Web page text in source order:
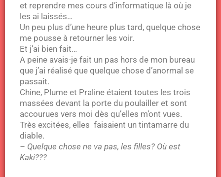
et reprendre mes cours d’informatique là où je
les ai laissés…
Un peu plus d’une heure plus tard, quelque chose
me pousse à retourner les voir.
Et j’ai bien fait…
A peine avais-je fait un pas hors de mon bureau
que j’ai réalisé que quelque chose d’anormal se
passait.
Chine, Plume et Praline étaient toutes les trois
massées devant la porte du poulailler et sont
accourues vers moi dès qu’elles m’ont vues.
Très excitées, elles faisaient un tintamarre du
diable.
– Quelque chose ne va pas, les filles? Où est
Kaki???